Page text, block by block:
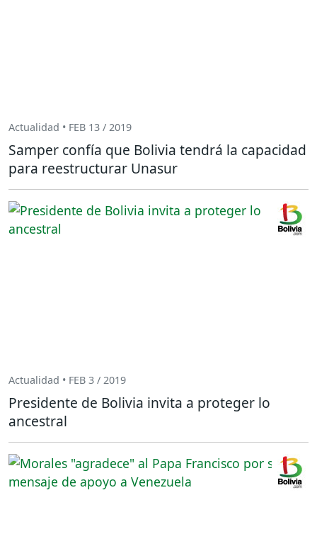
Actualidad • FEB 13 / 2019
Samper confía que Bolivia tendrá la capacidad
para reestructurar Unasur
Actualidad • FEB 3 / 2019
Presidente de Bolivia invita a proteger lo
ancestral